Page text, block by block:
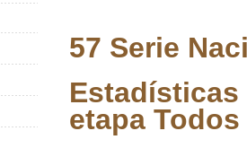
57 Serie
etapa